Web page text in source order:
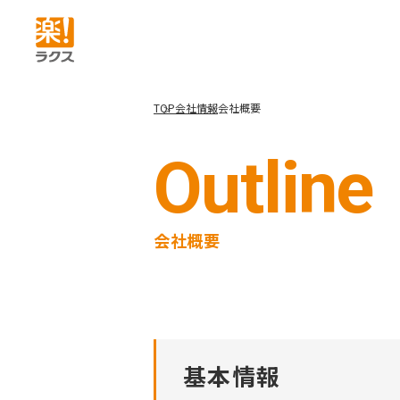
TOP会社情報会社概要
Outline
会社概要
基本情報